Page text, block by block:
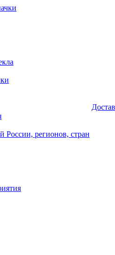
России, регионов, стран